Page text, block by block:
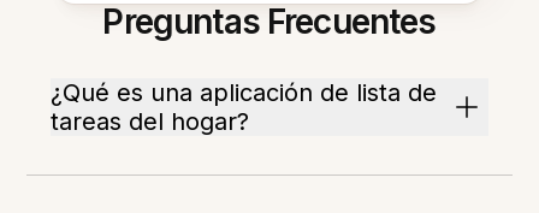
Preguntas Frecuentes
¿Qué es una aplicación de lista de
tareas del hogar?